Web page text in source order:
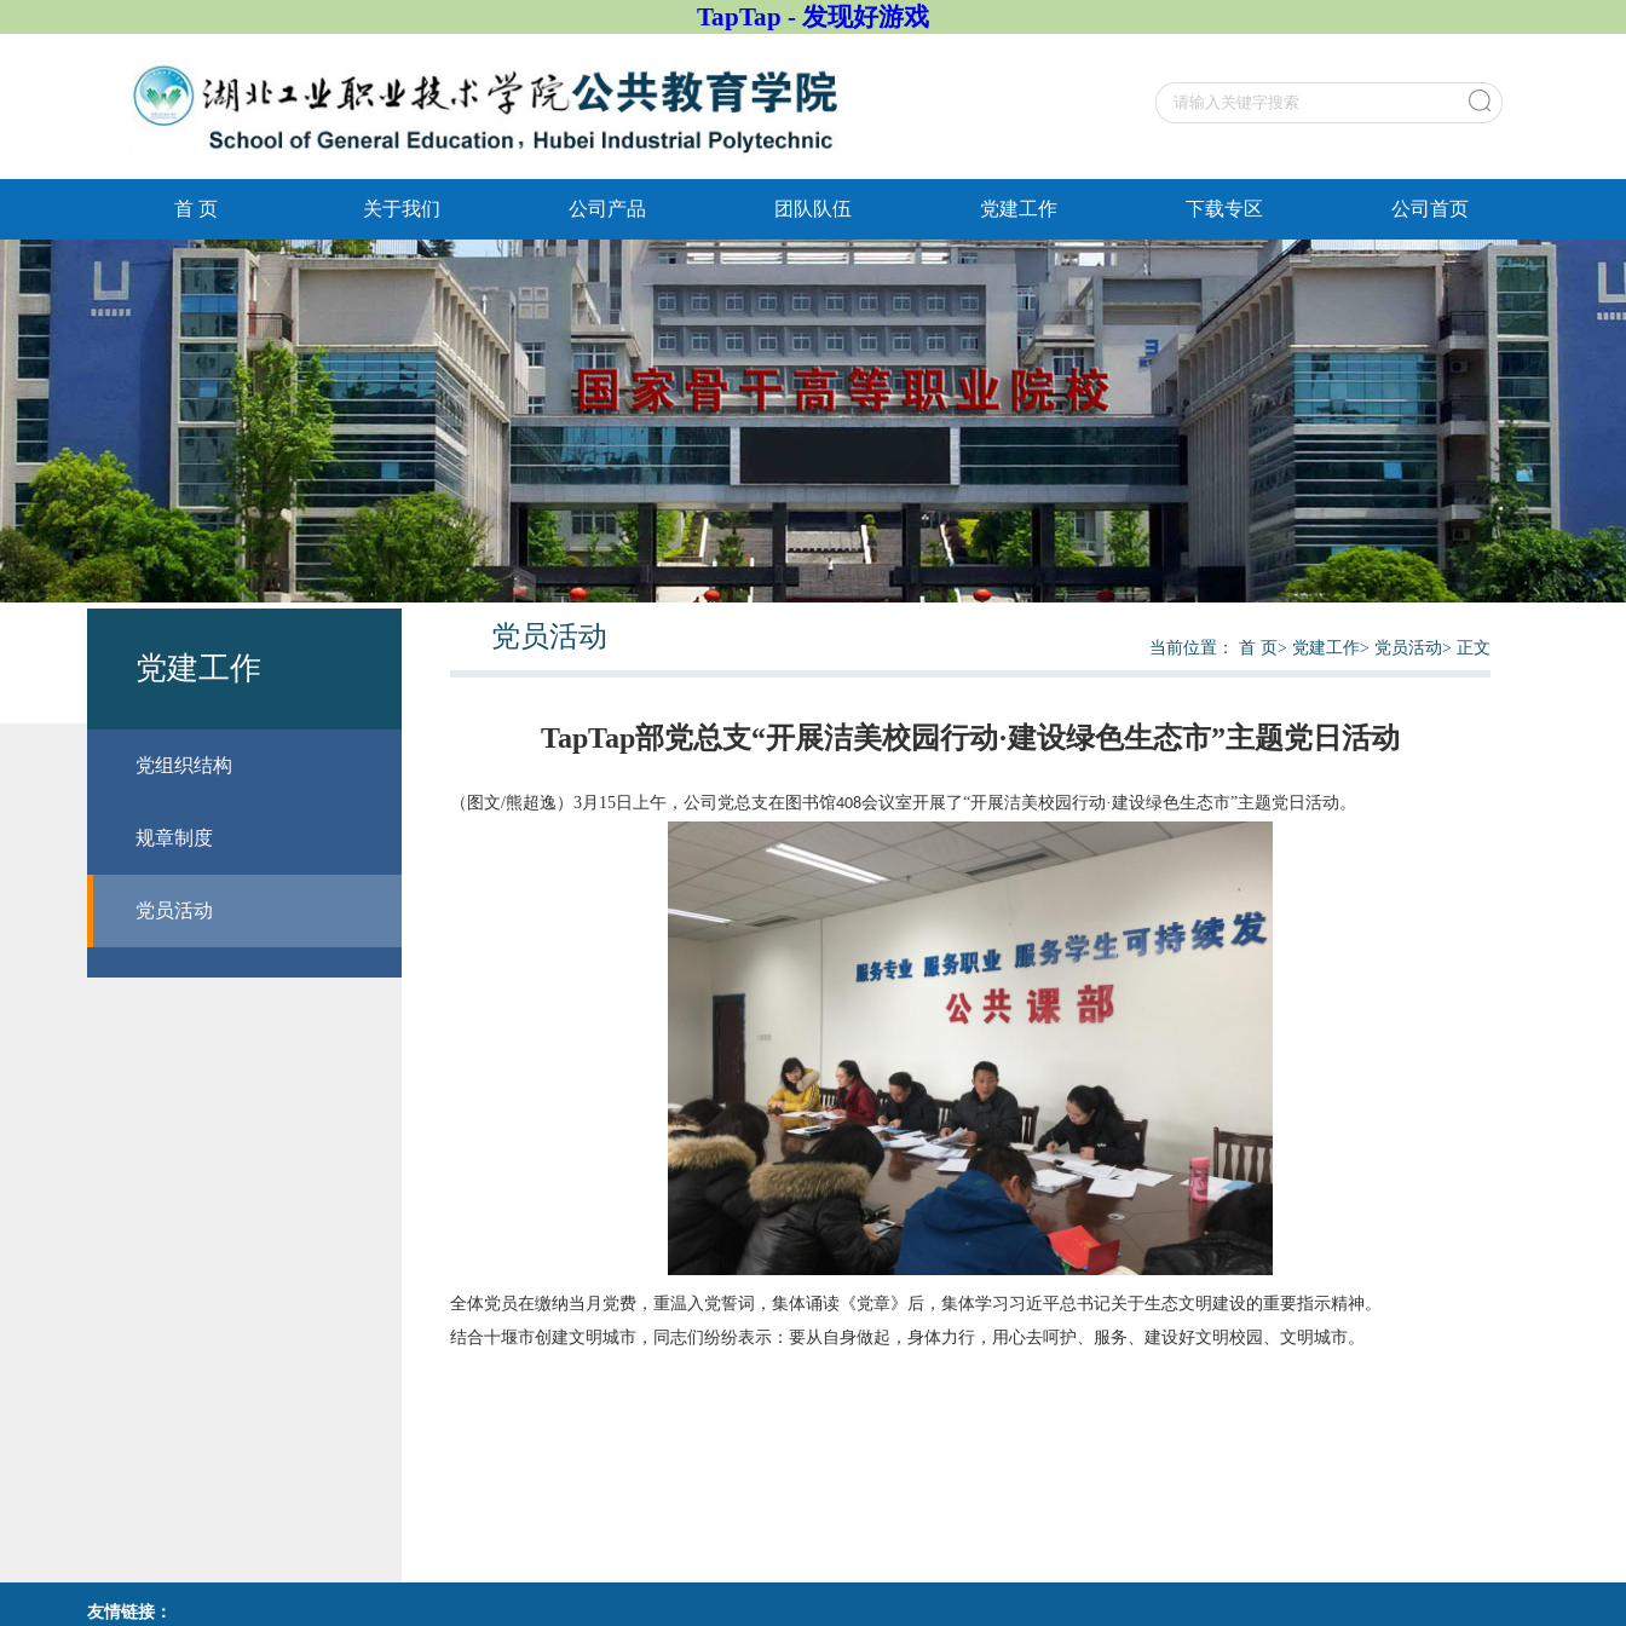
TapTap - 发现好游戏
首 页 关于我们 公司产品 团队队伍 党建工作 下载专区 公司首页
党建工作
党组织结构
规章制度
党员活动
党员活动 当前位置： 首 页> 党建工作> 党员活动> 正文
TapTap部党总支“开展洁美校园行动·建设绿色生态市”主题党日活动
（图文/熊超逸 ） 3月15 日上午，公司党总支在图书馆408会议室开展了“开展洁美校园行动·建设绿色生态市”主题党日活动。
全体党员在缴纳当月党费，重温入党誓词，集体诵读《党章》后，集体学习习近平总书记关于生态文明建设的重要指示精神。
结合十堰市创建文明城市，同志们纷纷表示：要从自身做起，身体力行，用心去呵护、服务、建设好文明校园、文明城市。
友情链接：